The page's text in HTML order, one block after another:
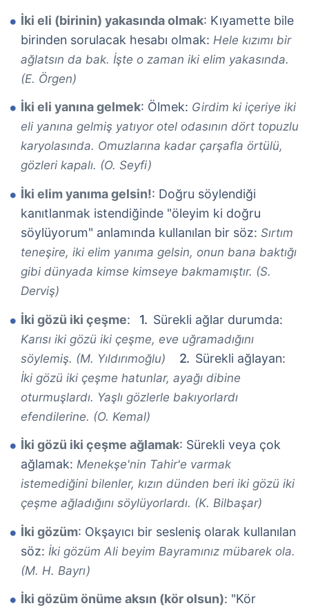
İki eli (birinin) yakasında olmak: Kıyamette bile
birinden sorulacak hesabı olmak: Hele kızımı bir
ağlatsın da bak. İşte o zaman iki elim yakasında.
(E. Örgen)
İki eli yanına gelmek: Ölmek: Girdim ki içeriye iki
eli yanına gelmiş yatıyor otel odasının dört topuzlu
karyolasında. Omuzlarına kadar çarşafla örtülü,
gözleri kapalı. (O. Seyfi)
İki elim yanıma gelsin!: Doğru söylendiği
kanıtlanmak istendiğinde "öleyim ki doğru
söylüyorum" anlamında kullanılan bir söz: Sırtım
teneşire, iki elim yanıma gelsin, onun bana baktığı
gibi dünyada kimse kimseye bakmamıştır. (S.
Derviş)
İki gözü iki çeşme: Sürekli ağlar durumda:
Karısı iki gözü iki çeşme, eve uğramadığını
söylemiş. (M. Yıldırımoğlu)
Sürekli ağlayan:
İki gözü iki çeşme hatunlar, ayağı dibine
oturmuşlardı. Yaşlı gözlerle bakıyorlardı
efendilerine. (O. Kemal)
İki gözü iki çeşme ağlamak: Sürekli veya çok
ağlamak: Menekşe'nin Tahir'e varmak
istemediğini bilenler, kızın dünden beri iki gözü iki
çeşme ağladığını söylüyorlardı. (K. Bilbaşar)
İki gözüm: Okşayıcı bir sesleniş olarak kullanılan
söz: İki gözüm Ali beyim Bayramınız mübarek ola.
(M. H. Bayrı)
İki gözüm önüme aksın (kör olsun): "Kör